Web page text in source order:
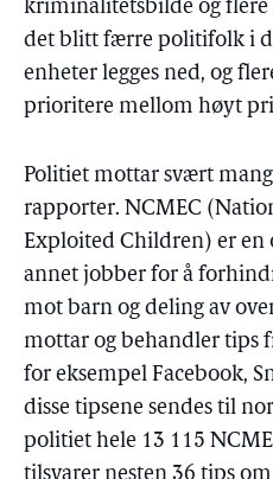
kriminalitetsbilde og flere
det blitt færre politifolk i
enheter legges ned, og
prioritere mellom høyt
Politiet mottar svært
rapporter. NCMEC
Exploited Children) er en
annet jobber for å
mot barn og deling av
mottar og behandler tips
for eksempel Facebook,
disse tipsene sendes til
politiet hele 13 115